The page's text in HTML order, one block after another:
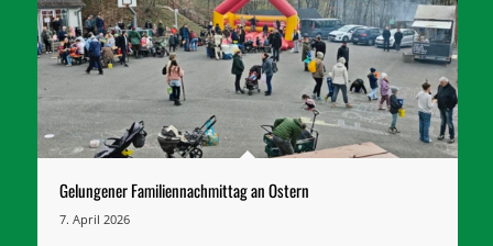
Gelungener Familiennachmittag an Ostern
7. April 2026